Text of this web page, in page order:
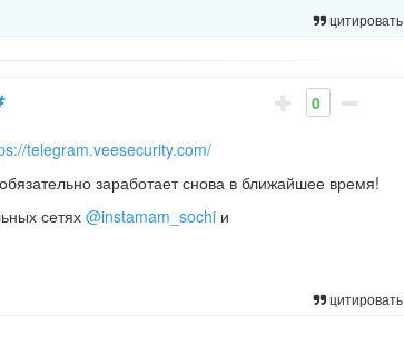
цитировать
0
telegram.veesecurity.com/
заработает снова в ближайшее время!
сетях @instamam_sochi и
цитировать